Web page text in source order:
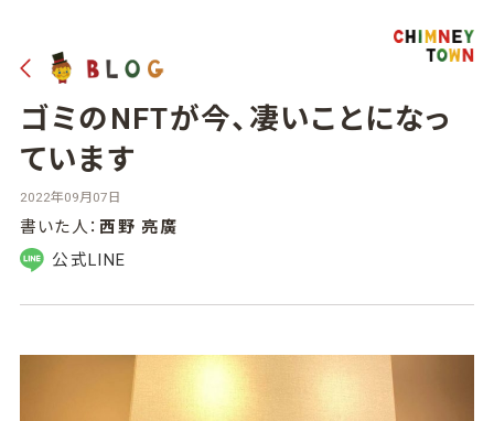
ゴミのNFTが今、凄いことになっ
ています
2022年09月07日
書いた人： 西野 亮廣
公式LINE